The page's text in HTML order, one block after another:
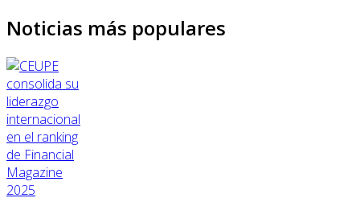
Noticias más populares